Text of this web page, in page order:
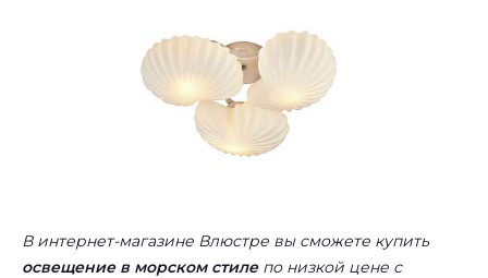
В интернет-магазине Влюстре вы сможете купить
освещение в морском стилепо низкой цене с